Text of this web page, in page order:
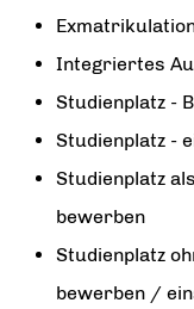
Integriertes
Studienplatz -
Studienplatz -
Studienplatz
bewerben
Studienplatz
bewerben /